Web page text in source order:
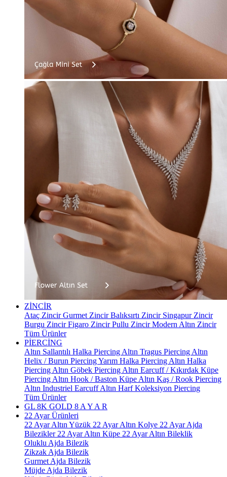
ZİNCİR
Ataç ZincirGurmet ZincirBalıksırtı Zincir Singapur Zincir
Burgu ZincirFigaro ZincirPullu ZincirModern Altın Zincir
Tüm Ürünler
PİERCİNG
Altın Sallantılı Halka Piercing Altın Tragus Piercing Altın
Helix / Burun PiercingYarım Halka Piercing Altın Halka
Piercing Altın Göbek Piercing Altın Earcuff / Kıkırdak Küpe
Piercing Altın Hook / Baston Küpe Altın Kaş / Rook Piercing
Altın Industriel EarcuffAltın Harf Koleksiyon Piercing
Tüm Ürünler
GL 8K GOLD 8 A Y A R
22 Ayar Ürünleri
22 Ayar Altın Yüzük 22 Ayar Altın Kolye 22 Ayar Ajda
Bilezikler 22 Ayar Altın Küpe 22 Ayar Altın Bileklik
Oluklu Ajda Bilezik
Zikzak Ajda Bilezik
Gurmet Ajda Bilezik
Müjde Ajda Bilezik